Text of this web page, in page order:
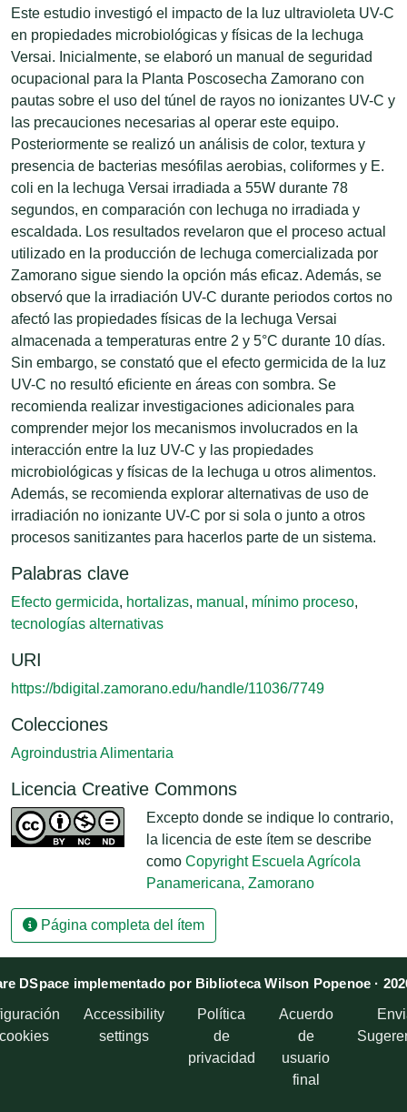
Este estudio investigó el impacto de la luz ultravioleta UV-C
en propiedades microbiológicas y físicas de la lechuga
Versai. Inicialmente, se elaboró un manual de seguridad
ocupacional para la Planta Poscosecha Zamorano con
pautas sobre el uso del túnel de rayos no ionizantes UV-C y
las precauciones necesarias al operar este equipo.
Posteriormente se realizó un análisis de color, textura y
presencia de bacterias mesófilas aerobias, coliformes y E.
coli en la lechuga Versai irradiada a 55W durante 78
segundos, en comparación con lechuga no irradiada y
escaldada. Los resultados revelaron que el proceso actual
utilizado en la producción de lechuga comercializada por
Zamorano sigue siendo la opción más eficaz. Además, se
observó que la irradiación UV-C durante periodos cortos no
afectó las propiedades físicas de la lechuga Versai
almacenada a temperaturas entre 2 y 5°C durante 10 días.
Sin embargo, se constató que el efecto germicida de la luz
UV-C no resultó eficiente en áreas con sombra. Se
recomienda realizar investigaciones adicionales para
comprender mejor los mecanismos involucrados en la
interacción entre la luz UV-C y las propiedades
microbiológicas y físicas de la lechuga u otros alimentos.
Además, se recomienda explorar alternativas de uso de
irradiación no ionizante UV-C por si sola o junto a otros
procesos sanitizantes para hacerlos parte de un sistema.
Palabras clave
Efecto germicida, hortalizas, manual , mínimo proceso,
tecnologías alternativas
URI
https://bdigital.zamorano.edu/handle/11036/7749
Colecciones
Agroindustria Alimentaria
Licencia Creative Commons
Excepto donde se indique lo contrario,
la licencia de este ítem se describe
como Copyright Escuela Agrícola
Panamericana, Zamorano
Página completa del ítem
DSpace implementado por Biblioteca Wilson Popenoe ·
Accessibility
settings
Política
de
privacidad
Acuerdo
de
usuario
final